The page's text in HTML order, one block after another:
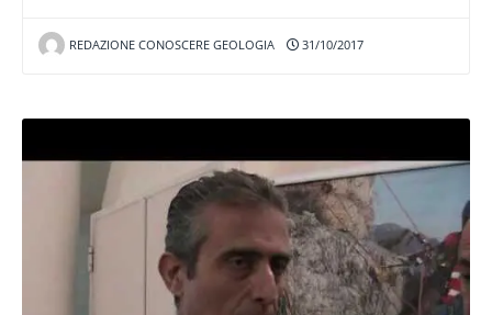
REDAZIONE CONOSCERE GEOLOGIA 31/10/2017